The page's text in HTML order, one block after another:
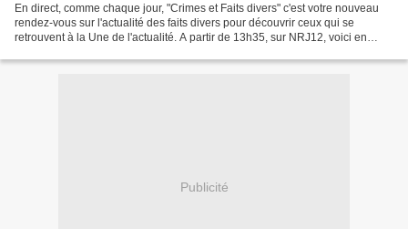
En direct, comme chaque jour, "Crimes et Faits divers" c'est votre nouveau
rendez-vous sur l'actualité des faits divers pour découvrir ceux qui se
retrouvent à la Une de l'actualité. A partir de 13h35, sur NRJ12, voici en
Publicité